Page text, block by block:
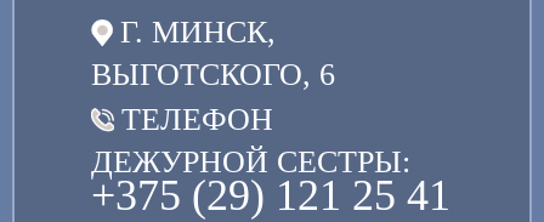
Г. МИНСК,
ВЫГОТСКОГО, 6
ТЕЛЕФОН
ДЕЖУРНОЙ СЕСТРЫ:
+375 (29) 121 25 41